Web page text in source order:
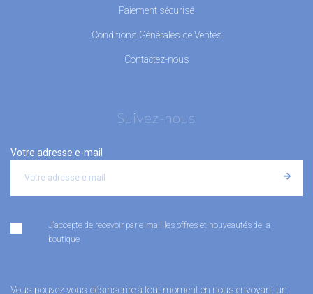
Paiement sécurisé
Conditions Générales de Ventes
Contactez-nous
Suivez-nous
Votre adresse e-mail
J'accepte de recevoir par e-mail les offres et nouveautés de la
boutique
Vous pouvez vous désinscrire à tout moment en nous envoyant un